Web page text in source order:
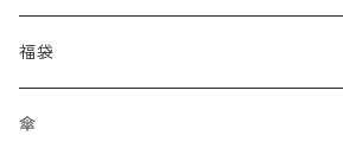
メッシュ
チュール
福袋
傘